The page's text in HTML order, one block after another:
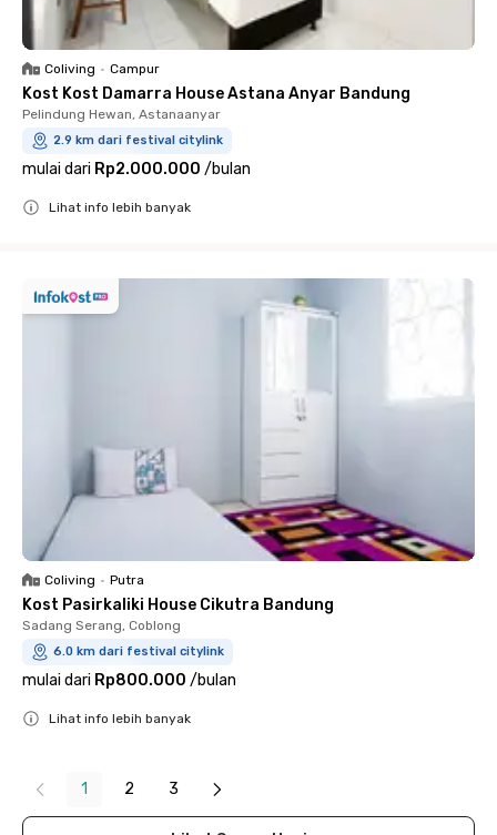
Coliving • Campur
Kost Kost Damarra House Astana Anyar Bandung
Pelindung Hewan, Astanaanyar
2.9 km dari festival citylink
mulai dari Rp2.000.000 /bulan
Lihat info lebih banyak
Coliving • Putra
Kost Pasirkaliki House Cikutra Bandung
Sadang Serang, Coblong
6.0 km dari festival citylink
mulai dari Rp800.000 /bulan
Lihat info lebih banyak
1 2 3